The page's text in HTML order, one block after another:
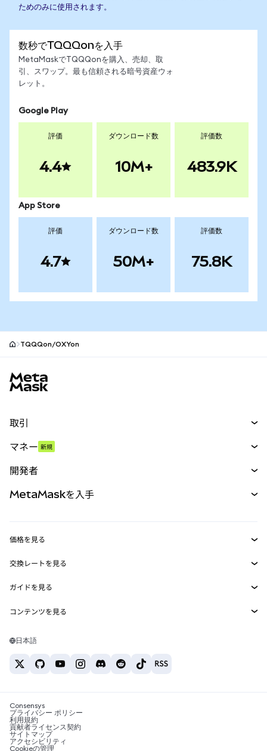
ためのみに使用されます。
数秒でTQQQonを入手
MetaMaskでTQQQonを購入、売却、取
引、スワップ。最も信頼される暗号資産ウォ
レット。
Google Play
評価
4.4
ダウンロード数
10M+
評価数
483.9K
App Store
評価
4.7
ダウンロード数
50M+
評価数
75.8K
TQQQon/OXYon
取引
パーペチュアル
RWA
マネー 新規
開発者
MetaMask Connect
Snaps
Web3サービス
MetaMaskを入手
セキュリティ
サポート
キャリア
お問い合わせ
価格を見る
イーサリアムの価格
Solanaの価格
Tetherの価格
交換レートを見る
ETH→USD
USDT→INR
BTC→INR
ETH→USDT
ガイドを見る
ETHの購入
USDTの購入
SHIBの購入
BNBの購入
コンテンツを見る
Solanaウォレット
税制関連ニュース
暗号資産の購入方法は？
ビットコインを売るには？
日本語
Consensys
プライバシー ポリシー
利用規約
貢献者ライセンス契約
サイトマップ
アクセシビリティ
Cookieの管理